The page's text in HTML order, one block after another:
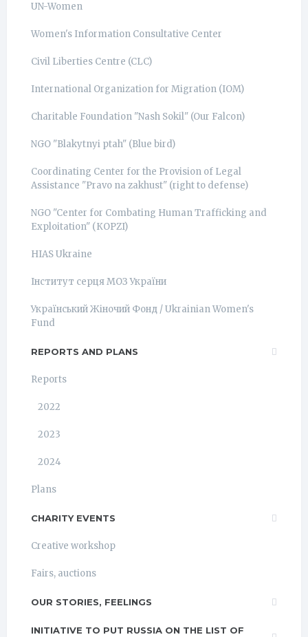
UN-Women
Women's Information Consultative Center
Civil Liberties Centre (CLC)
International Organization for Migration (IOM)
Charitable Foundation "Nash Sokil" (Our Falcon)
NGO "Blakytnyi ptah" (Blue bird)
Coordinating Center for the Provision of Legal
Assistance "Pravo na zakhust" (right to defense)
NGO "Center for Combating Human Trafficking and
Exploitation" (КОРZI)
HIAS Ukraine
Інститут серця МОЗ України
Український Жіночий Фонд / Ukrainian Women's
Fund
REPORTS AND PLANS
Reports
2022
2023
2024
Plans
CHARITY EVENTS
Creative workshop
Fairs, auctions
OUR STORIES, FEELINGS
INITIATIVE TO PUT RUSSIA ON THE LIST OF